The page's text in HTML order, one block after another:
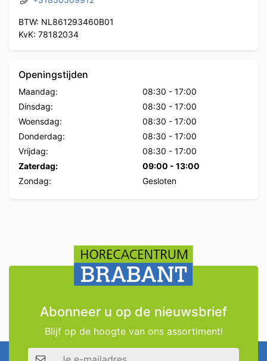
BTW: NL861293460B01
KvK: 78182034
Openingstijden
Maandag: 08:30 - 17:00
Dinsdag:
08:30 - 17:00
Woensdag:
08:30 - 17:00
Donderdag:
08:30 - 17:00
Vrijdag:
08:30 - 17:00
Zaterdag:
09:00 - 13:00
Zondag:
Gesloten
Abonneer u op de nieuwsbrief
Blijf op de hoogte van ons assortiment!
E-mailadres